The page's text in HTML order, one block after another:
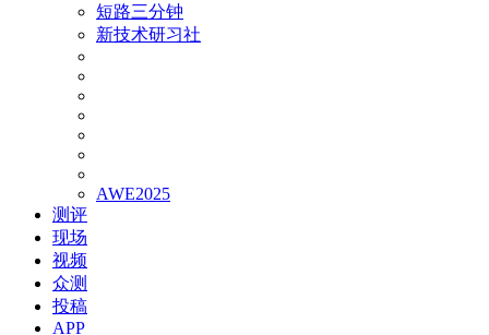
短路三分钟
新技术研习社
AWE2025
测评
现场
视频
众测
投稿
APP